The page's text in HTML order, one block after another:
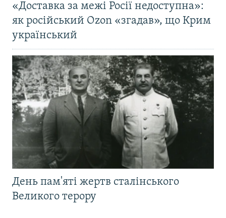
«Доставка за межі Росії недоступна»:
як російський Ozon «згадав», що Крим
український
День пам'яті жертв сталінського
Великого терору